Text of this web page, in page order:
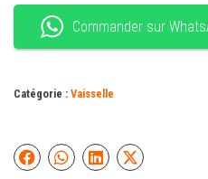
Commander sur
Catégorie : Vaisselle